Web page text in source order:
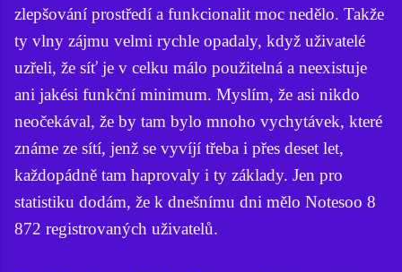
zlepšování prostředí a funkcionalit moc nedělo. Takže
ty vlny zájmu velmi rychle opadaly, když uživatelé
uzřeli, že síť je v celku málo použitelná a neexistuje
ani jakési funkční minimum. Myslím, že asi nikdo
neočekával, že by tam bylo mnoho vychytávek, které
známe ze sítí, jenž se vyvíjí třeba i přes deset let,
každopádně tam haprovaly i ty základy. Jen pro
statistiku dodám, že k dnešnímu dni mělo Notesoo 8
872 registrovaných uživatelů.